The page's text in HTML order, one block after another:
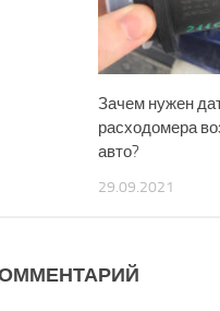
Зачем нужен
расходомера
авто?
29.09.2021